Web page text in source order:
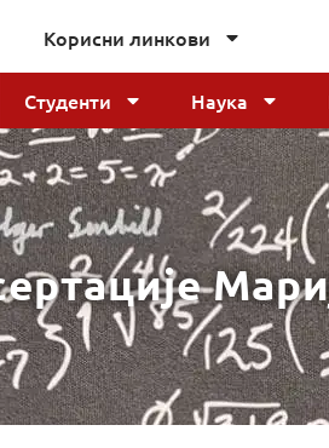
Корисни линкови
Студенти Наука